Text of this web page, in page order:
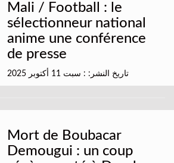
Mali / Football : le
sélectionneur national
anime une conférence
de presse
تاريخ النشر: : سبت 11 أكتوبر 2025
Mort de Boubacar
Demougui : un coup